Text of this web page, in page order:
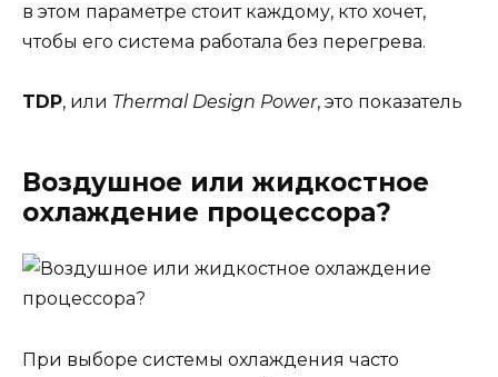
в этом параметре стоит каждому, кто хочет,
чтобы его система работала без перегрева.
TDP, или Thermal Design Power, это показатель
Воздушное или жидкостное
охлаждение процессора?
При выборе системы охлаждения часто